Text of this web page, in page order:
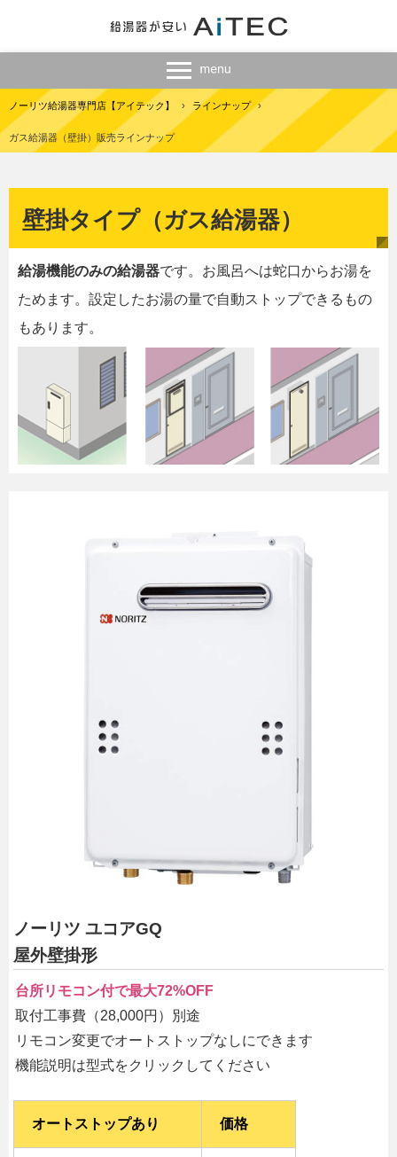
ノーリツ給湯器専門店【アイテック】 › ラインナップ ›
ガス給湯器（壁掛）販売ラインナップ
壁掛タイプ（ガス給湯器）
給湯機能のみの給湯器です。お風呂へは蛇口からお湯を
ためます。設定したお湯の量で自動ストップできるもの
もあります。
ノーリツ ユコアGQ
屋外壁掛形
台所リモコン付で最大72%OFF
取付工事費（28,000円）別途
リモコン変更でオートストップなしにできます
機能説明は型式をクリックしてください
オートストップあり 価格